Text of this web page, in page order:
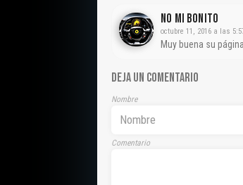
No Mi Bonito
octubre 11, 2016 a las
Muy buena su
DEJA UN COMENTARIO
Nombre
Comentario